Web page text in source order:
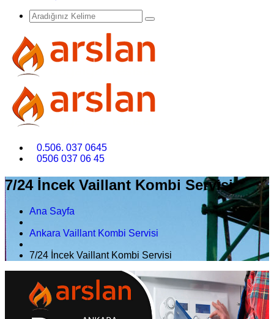
0.506. 037 0645
0506 037 06 45
7/24 İncek Vaillant Kombi Servisi
Ana Sayfa
Ankara Vaillant Kombi Servisi
7/24 İncek Vaillant Kombi Servisi